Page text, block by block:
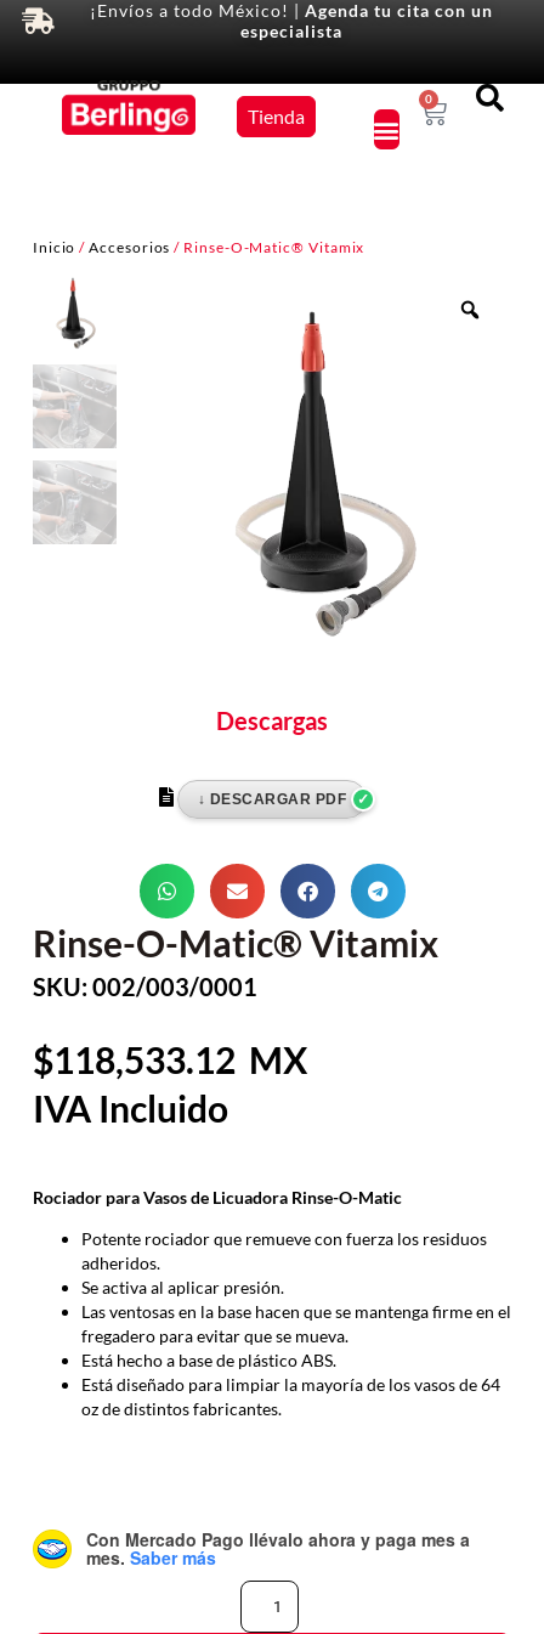
¡Envíos a todo México! | Agenda tu cita con un
especialista
Tienda
0
Inicio /Accesorios / Rinse-O-Matic® Vitamix
Descargas
Rinse-O-Matic® Vitamix
SKU: 002/003/0001
118,533.12
Rociador para Vasos de Licuadora Rinse-O-Matic
Potente rociador que remueve con fuerza los residuos
adheridos.
Se activa al aplicar presión.
Las ventosas en la base hacen que se mantenga firme en el
fregadero para evitar que se mueva.
Está hecho a base de plástico ABS.
Está diseñado para limpiar la mayoría de los vasos de 64
oz de distintos fabricantes.
Con Mercado Pago llévalo ahora y paga mes a
mes. Saber más